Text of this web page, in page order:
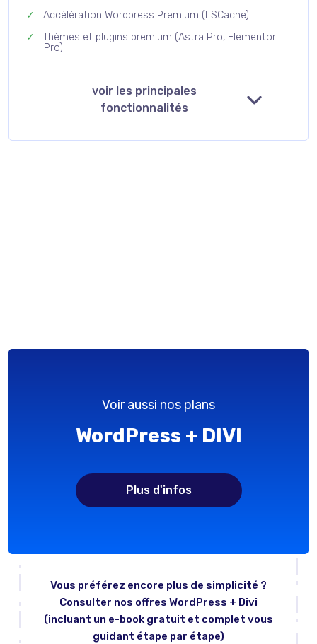
Accélération Wordpress Premium (LSCache)
Thèmes et plugins premium (Astra Pro, Elementor
Pro)
voir les principales
fonctionnalités
Vous préférez encore plus de simplicité ?
Consulter nos offres WordPress + Divi
(incluant un e-book gratuit et complet vous
guidant étape par étape)
Voir aussi nos plans
WordPress + DIVI
Plus d'infos